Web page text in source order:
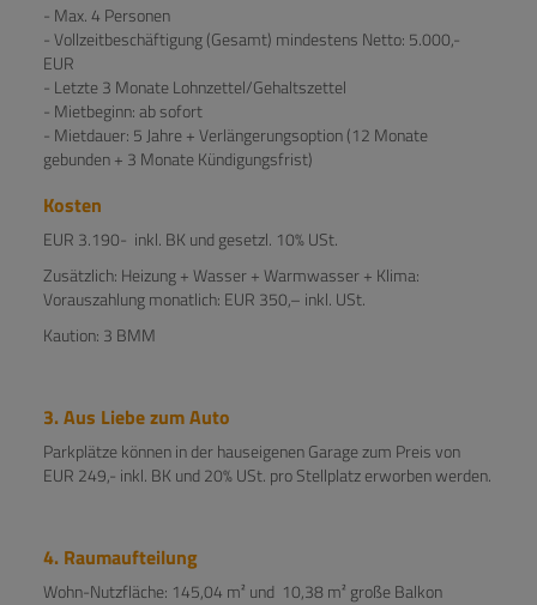
- Max. 4 Personen
- Vollzeitbeschäftigung (Gesamt) mindestens Netto: 5.000,-
EUR
- Letzte 3 Monate Lohnzettel/Gehaltszettel
- Mietbeginn: ab sofort
- Mietdauer: 5 Jahre + Verlängerungsoption (12 Monate
gebunden + 3 Monate Kündigungsfrist)
Kosten
EUR 3.190- inkl. BK und gesetzl. 10% USt.
Zusätzlich: Heizung + Wasser + Warmwasser + Klima:
Vorauszahlung monatlich: EUR 350,– inkl. USt.
Kaution: 3 BMM
3. Aus Liebe zum Auto
Parkplätze können in der hauseigenen Garage zum Preis von
EUR 249,- inkl. BK und 20% USt. pro Stellplatz erworben werden.
4. Raumaufteilung
Wohn-Nutzfläche: 145,04 m² und 10,38 m² große Balkon